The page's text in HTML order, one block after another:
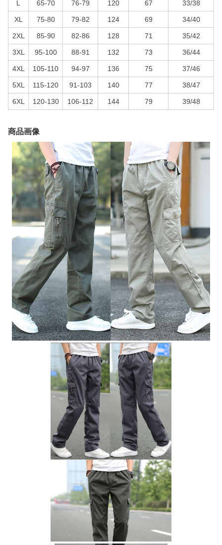
L 65-70 76-79 120 67 33/38
XL 75-80 79-82 124 69 34/40
2XL 85-90 82-86 128 71 35/42
3XL 95-100 88-91 132 73 36/44
4XL 105-110 94-97 136 75 37/46
5XL 115-120 91-103 140 77 38/47
6XL 120-130 106-112 144 79 39/48
商品画像